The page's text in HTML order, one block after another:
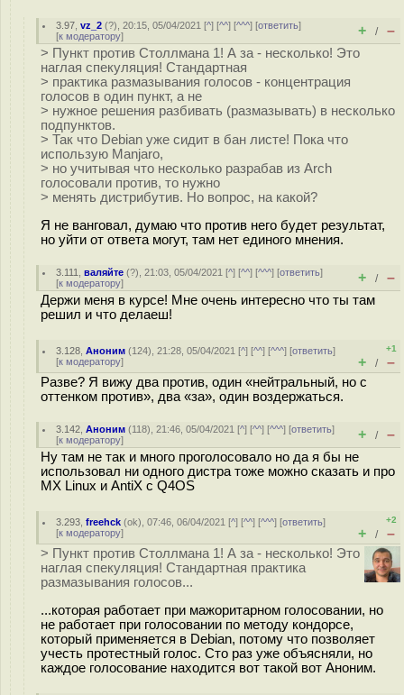
3.97 ,vz_2 (?), 20:15, 05/04/2021 [^] [^^] [^^^] [ответить]
[к модератору] + / –
> Пункт против Столлмана 1! А за - несколько! Это
наглая спекуляция! Стандартная
> практика размазывания голосов - концентрация
голосов в один пункт, а не
> нужное решения разбивать (размазывать) в несколько
подпунктов.
> Так что Debian уже сидит в бан листе! Пока что
использую Manjaro,
> но учитывая что несколько разрабав из Arch
голосовали против, то нужно
> менять дистрибутив. Но вопрос, на какой?
Я не ванговал, думаю что против него будет результат,
но уйти от ответа могут, там нет единого мнения.
3.111 ,валяйте (?), 21:03, 05/04/2021 [^] [^^] [^^^] [ответить]
[к модератору] + / –
Держи меня в курсе! Мне очень интересно что ты там
решил и что делаеш!
3.128 ,Аноним (124), 21:28, 05/04/2021 [^] [^^] [^^^] [ответить]
[к модератору]
+1
+ / –
Разве? Я вижу два против, один «нейтральный, но с
оттенком против», два «за», один воздержаться.
3.142 ,Аноним (118), 21:46, 05/04/2021 [^] [^^] [^^^] [ответить]
[к модератору] + / –
Ну там не так и много проголосовало но да я бы не
использовал ни одного дистра тоже можно сказать и про
MX Linux и AntiX с Q4OS
3.293 ,freehck (ok), 07:46, 06/04/2021 [^] [^^] [^^^] [ответить]
[к модератору]
+2
+ / –
> Пункт против Столлмана 1! А за - несколько! Это
наглая спекуляция! Стандартная практика
размазывания голосов...
...которая работает при мажоритарном голосовании, но
не работает при голосовании по методу кондорсе,
который применяется в Debian, потому что позволяет
учесть протестный голос. Сто раз уже объясняли, но
каждое голосование находится вот такой вот Аноним.